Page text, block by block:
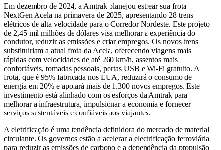
Em dezembro de 2024, a Amtrak planejou estrear sua frota
NextGen Acela na primavera de 2025, apresentando 28 trens
elétricos de alta velocidade para o Corredor Nordeste. Este projeto
de 2,45 mil milhões de dólares visa melhorar a experiência do
condutor, reduzir as emissões e criar empregos. Os novos trens
substituiriam a atual frota da Acela, oferecendo viagens mais
rápidas com velocidades de até 260 km/h, assentos mais
confortáveis, tomadas pessoais, portas USB e Wi-Fi gratuito. A
frota, que é 95% fabricada nos EUA, reduzirá o consumo de
energia em 20% e apoiará mais de 1.300 novos empregos. Este
investimento está alinhado com os esforços da Amtrak para
melhorar a infraestrutura, impulsionar a economia e fornecer
serviços sustentáveis ​​e confiáveis ​​aos viajantes.
A eletrificação é uma tendência definidora do mercado de material
circulante. Os governos estão a acelerar a electrificação ferroviária
para reduzir as emissões de carbono e a dependência da propulsão